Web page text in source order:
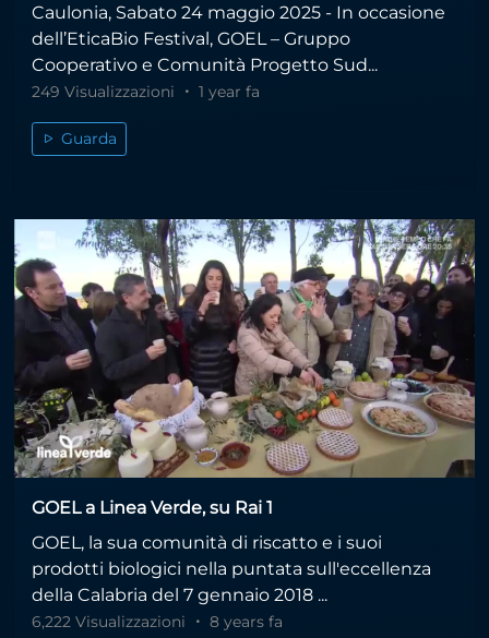
Caulonia, Sabato 24 maggio 2025 - In occasione
dell’EticaBio Festival, GOEL – Gruppo
Cooperativo e Comunità Progetto Sud...
249 Visualizzazioni 1 year fa
Guarda
GOEL a Linea Verde, su Rai 1
GOEL, la sua comunità di riscatto e i suoi
prodotti biologici nella puntata sull'eccellenza
della Calabria del 7 gennaio 2018 ...
6,222 Visualizzazioni 8 years fa